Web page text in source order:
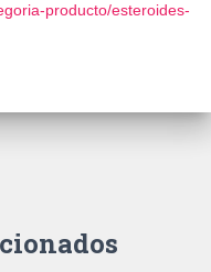
producto/esteroides-